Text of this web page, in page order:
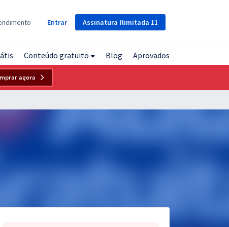
Assinatura Ilimitada 11
Entrar
Conteúdo gratuito Blog Aprovados
agora